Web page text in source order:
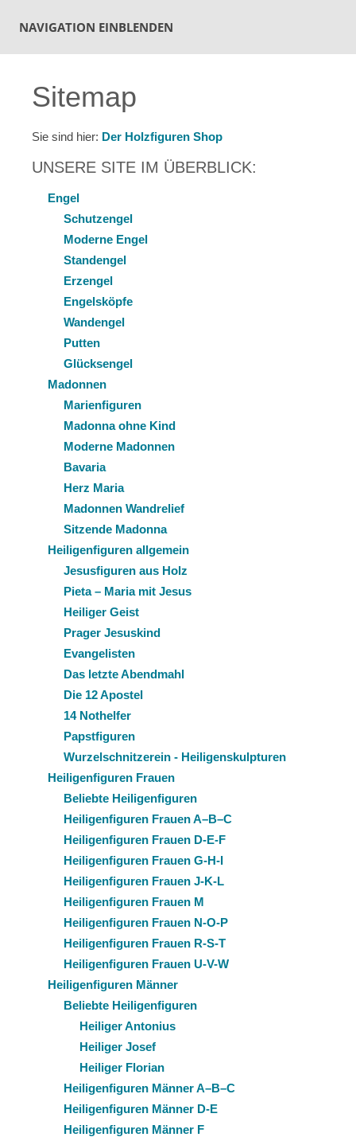
NAVIGATION EINBLENDEN
Sitemap
Sie sind hier: Der Holzfiguren Shop
UNSERE SITE IM ÜBERBLICK:
Engel
Schutzengel
Moderne Engel
Standengel
Erzengel
Engelsköpfe
Wandengel
Putten
Glücksengel
Madonnen
Marienfiguren
Madonna ohne Kind
Moderne Madonnen
Bavaria
Herz Maria
Madonnen Wandrelief
Sitzende Madonna
Heiligenfiguren allgemein
Jesusfiguren aus Holz
Pieta – Maria mit Jesus
Heiliger Geist
Prager Jesuskind
Evangelisten
Das letzte Abendmahl
Die 12 Apostel
14 Nothelfer
Papstfiguren
Wurzelschnitzerein - Heiligenskulpturen
Heiligenfiguren Frauen
Beliebte Heiligenfiguren
Heiligenfiguren Frauen A–B–C
Heiligenfiguren Frauen D-E-F
Heiligenfiguren Frauen G-H-I
Heiligenfiguren Frauen J-K-L
Heiligenfiguren Frauen M
Heiligenfiguren Frauen N-O-P
Heiligenfiguren Frauen R-S-T
Heiligenfiguren Frauen U-V-W
Heiligenfiguren Männer
Beliebte Heiligenfiguren
Heiliger Antonius
Heiliger Josef
Heiliger Florian
Heiligenfiguren Männer A–B–C
Heiligenfiguren Männer D-E
Heiligenfiguren Männer F